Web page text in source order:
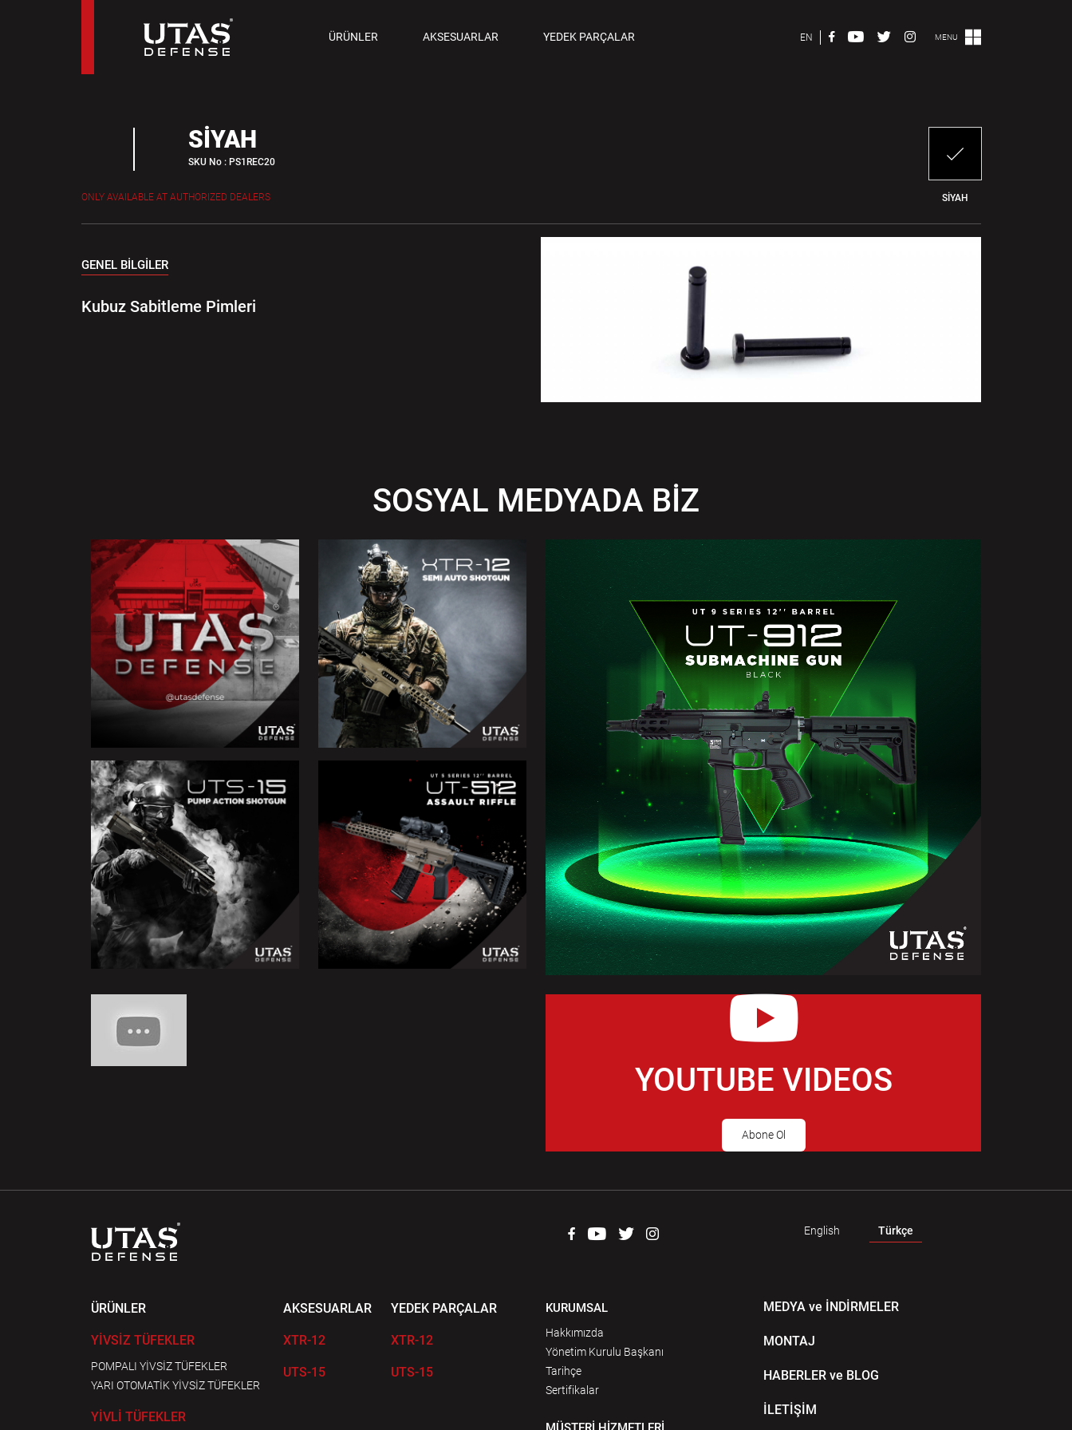
ÜRÜNLER
9 MM TABANCALARAKSESUARLAR YEDEK PARÇALAR EN MENU
SİYAH
SKU No : PS1REC20
ONLY AVAILABLE AT AUTHORIZED DEALERS SİYAH
GENEL BİLGİLER
Kubuz Sabitleme Pimleri
SOSYAL MEDYADA BİZ
YOUTUBE VIDEOS
Abone Ol
English Türkçe
ÜRÜNLER
YİVSİZ TÜFEKLER
POMPALI YİVSİZ TÜFEKLER
YARI OTOMATİK YİVSİZ TÜFEKLER
YİVLİ TÜFEKLER
AKSESUARLAR
XTR-12
UTS-15
YEDEK PARÇALAR
XTR-12
UTS-15
KURUMSAL
Hakkımızda
Yönetim Kurulu Başkanı
Tarihçe
Sertifikalar
MEDYA ve İNDİRMELER
MONTAJ
HABERLER ve BLOG
İLETİŞİM